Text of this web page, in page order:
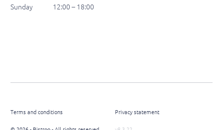
Sunday
12:00 – 18:00
Terms and conditions Privacy statement